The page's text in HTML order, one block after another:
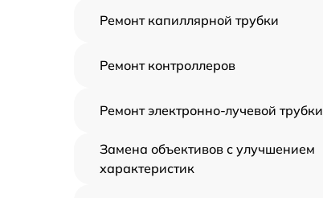
Ремонт капиллярной трубки
Ремонт контроллеров
Ремонт электронно-лучевой трубки
Замена объективов с улучшением
характеристик